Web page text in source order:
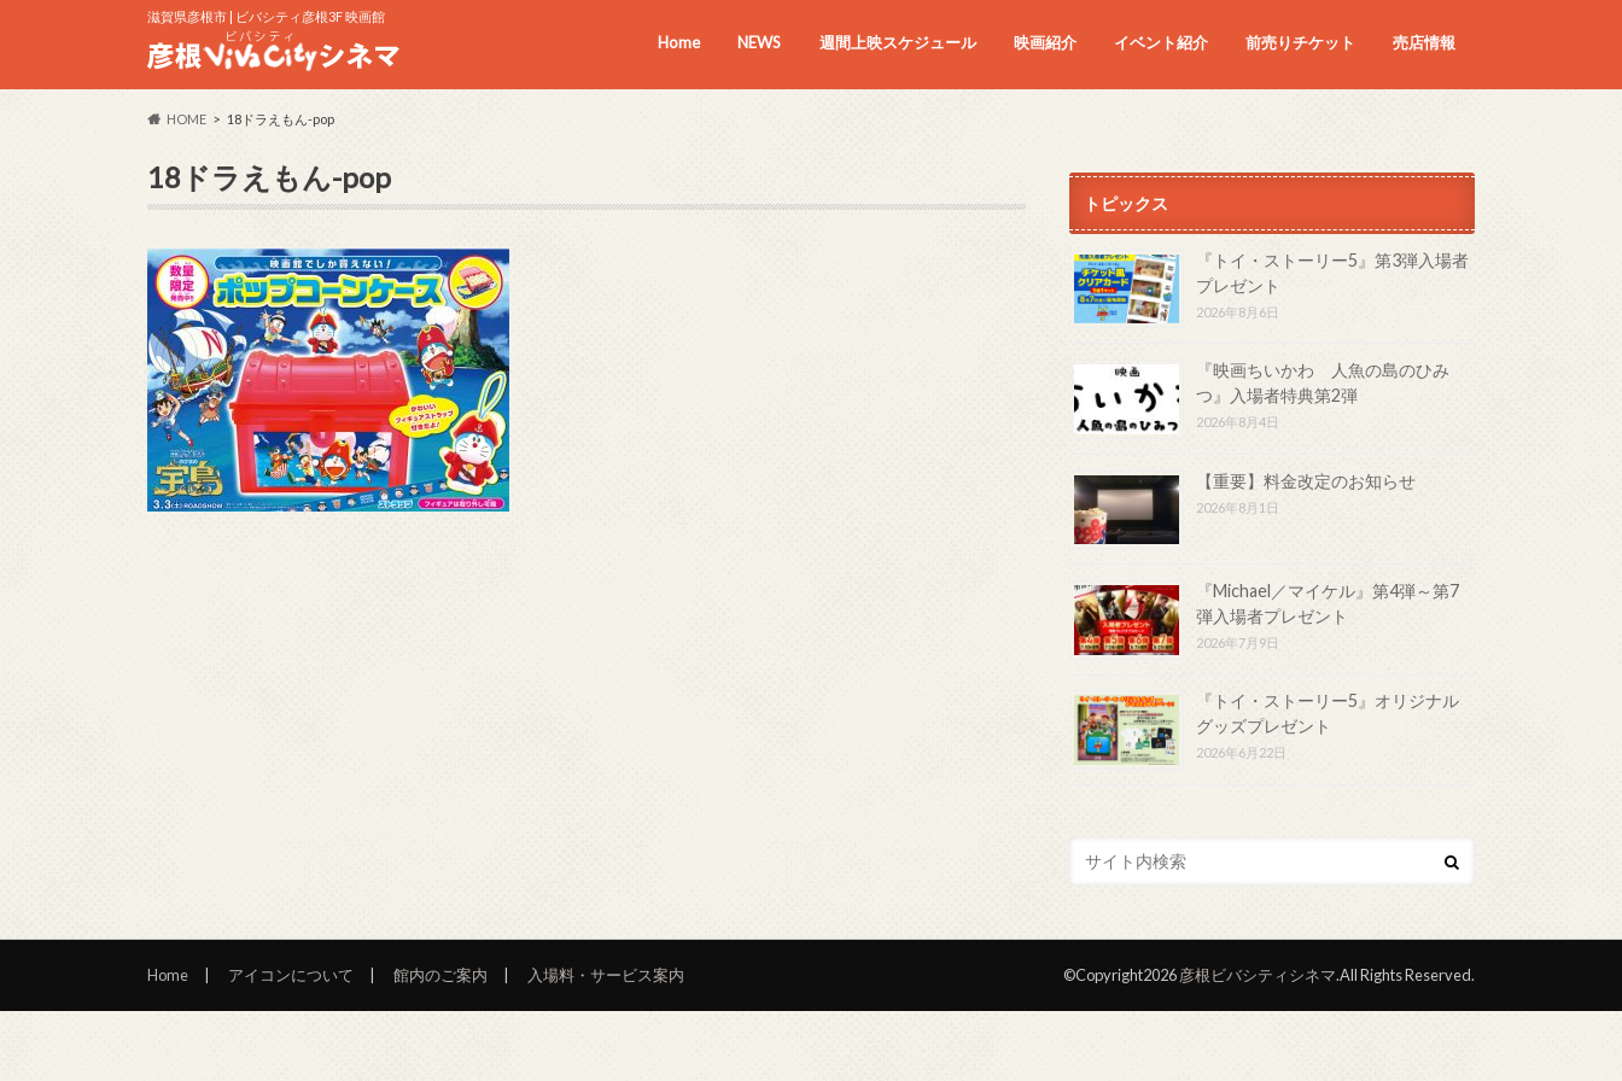
滋賀県彦根市 | ビバシティ彦根3F 映画館
Home NEWS 週間上映スケジュール 映画紹介 イベント紹介 前売りチケット 売店情報
HOME 18ドラえもん-pop
18ドラえもん-pop
トピックス
『トイ・ストーリー5』第3弾入場者
プレゼント
2026年8月6日
『映画ちいかわ 人魚の島のひみ
つ』入場者特典第2弾
2026年8月4日
【重要】料金改定のお知らせ
2026年8月1日
『Michael／マイケル』第4弾～第7
弾入場者プレゼント
2026年7月9日
『トイ・ストーリー5』オリジナル
グッズプレゼント
2026年6月22日
Home アイコンについて 館内のご案内 入場料・サービス案内 ©Copyright2026彦根ビバシティシネマ.All Rights Reserved.